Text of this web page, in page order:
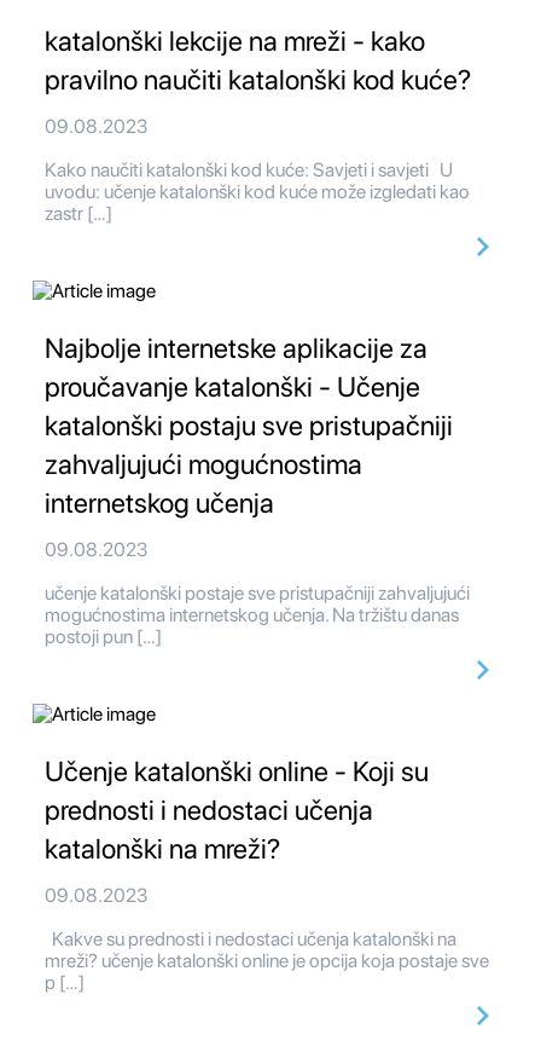
katalonški lekcije na mreži - kako
pravilno naučiti katalonški kod kuće?
09.08.2023
Kako naučiti katalonški kod kuće: Savjeti i savjeti U
uvodu: učenje katalonški kod kuće može izgledati kao
zastr […]
Najbolje internetske aplikacije za
proučavanje katalonški - Učenje
katalonški postaju sve pristupačniji
zahvaljujući mogućnostima
internetskog učenja
09.08.2023
učenje katalonški postaje sve pristupačniji zahvaljujući
mogućnostima internetskog učenja. Na tržištu danas
postoji pun […]
Učenje katalonški online - Koji su
prednosti i nedostaci učenja
katalonški na mreži?
09.08.2023
Kakve su prednosti i nedostaci učenja katalonški na
mreži? učenje katalonški online je opcija koja postaje sve
p […]